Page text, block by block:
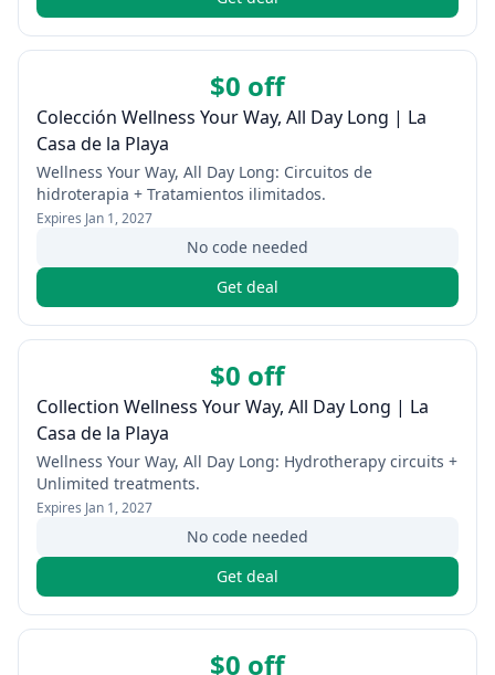
$0 off
Colección Wellness Your Way, All Day Long | La
Casa de la Playa
Wellness Your Way, All Day Long: Circuitos de
hidroterapia + Tratamientos ilimitados.
Expires Jan 1, 2027
No code needed
Get deal
$0 off
Collection Wellness Your Way, All Day Long | La
Casa de la Playa
Wellness Your Way, All Day Long: Hydrotherapy circuits +
Unlimited treatments.
Expires Jan 1, 2027
No code needed
Get deal
$0 off